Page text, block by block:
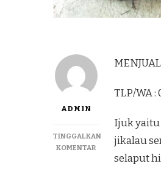
ADMIN
TINGGALKAN
KOMENTARPADA
MENJUAL
TLP/WA :
Ijuk yaitu
jikalau
selaput